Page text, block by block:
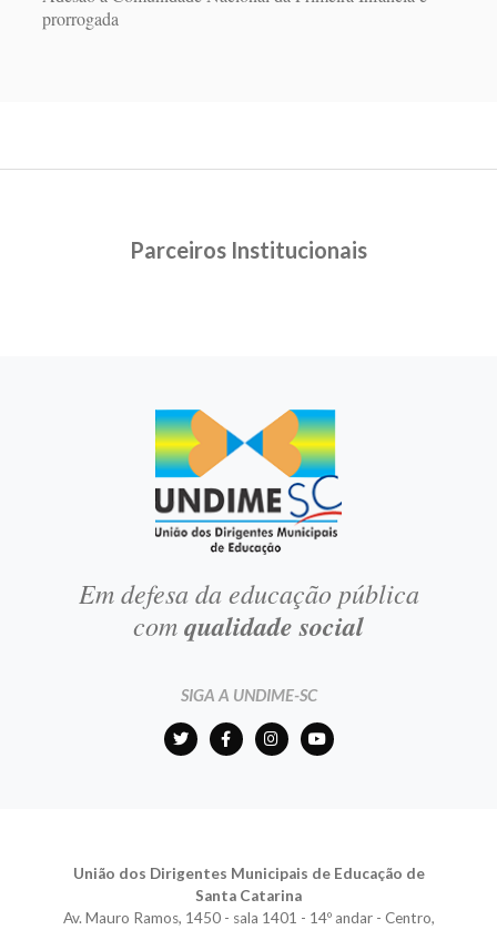
prorrogada
Parceiros Institucionais
Em defesa da educação pública
comqualidade social
SIGA A UNDIME-SC
União dos Dirigentes Municipais de Educação de
Santa Catarina
Av. Mauro Ramos, 1450 - sala 1401 - 14º andar - Centro,